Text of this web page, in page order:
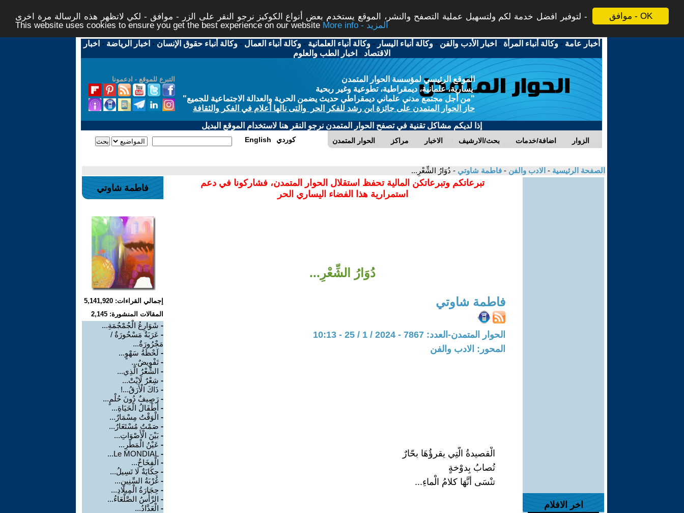
موافق - OK
لتوفير افضل خدمة لكم ولتسهيل عملية التصفح والنشر، الموقع يستخدم بعض أنواع الكوكيز نرجو النقر على الزر - موافق - لكي لاتظهر هذه الرسالة مرة اخرى -
This website uses cookies to ensure you get the best experience on our website
More info - المزيد
أخبار عامة -وكالة أنباء المرأة - اخبار الأدب والفن -وكالة أنباء اليسار -وكالة أنباء العلمانية -وكالة أنباء العمال -وكالة أنباء حقوق الإنسان - اخبار الرياضة - اخبار
الاقتصاد - اخبار الطب والعلوم
التبرع للموقع - ادعمونا
الموقع الرئيسي لمؤسسة الحوار المتمدن
يسارية، علمانية، ديمقراطية، تطوعية وغير ربحية
"من أجل مجتمع مدني علماني ديمقراطي حديث يضمن الحرية والعدالة الاجتماعية للجميع"
حاز الحوار المتمدن على جائزة ابن رشد للفكر الحر والتى نالها أعلام في الفكر والثقافة
إذا لديكم مشاكل تقنية في تصفح الحوار المتمدن نرجو النقر هنا لاستخدام الموقع البديل
الحوار المتمدن مراكز الاخبار بحث/الارشيف اضافة/خدمات الزوار English كوردي
الصفحة الرئيسية - الادب والفن - فاطمة شاوتي - دُوَارُ الشِّعْرِ...
اخر الافلام
تبرعاتكم وتبرعاتكن المالية تحفظ استقلال الحوار المتمدن، فشاركونا في دعم
استمرارية هذا الفضاء اليساري الحر
دُوَارُ الشِّعْرِ...
فاطمة شاوتي
الحوار المتمدن-العدد: 7867 - 2024 / 1 / 25 - 10:13
المحور: الادب والفن
الْقصيدةُ الّتِي يقرؤُهَا بحّارٌ
تُصابُ بِدوْخةٍ
تنْسَى أنَّهَا كلامُ الْماءِ...
فاطمة شاوتي
إجمالي القراءات: 5,141,920
المقالات المنشورة: 2,145
- شَوَارِعُ الْجُمْجُمَةِ...
- عَرَبَةٌ مَسْحُورَةٌ /
مَجْرُورَةٌ...
- لَحْظَةُ سَهْوٍ...
- تَفْوِيضٌ...
- الشِّعْرُ الَّذِي...
- شِعْرٌ لَايْتْ...
- ذَاكَ الْأَرَقُ...!
- رَصِيفٌ دُونَ حُلْمٍ...
- أَطْفَالُ الْحَيَاةِ...
- الْوَقْتُ مِسْمَارٌ...
- صَمْتٌ مُسْتَعَارٌ...
- بَيْنَ الْأَصْوَاتِ...
- عَيْنُ الْمَطَرِ...
-
Le MONDIAL...
- الْفِخَاخُ...
- حِكَايَةٌ لَا تَسِيلُ...
- غُرْبَةُ السِّنِينِ...
- حِجَارَةُ الْمِيلَادِ...
- الرَّأْسُ الصَّلْعَاءُ...
- الْعَدَّادُ...